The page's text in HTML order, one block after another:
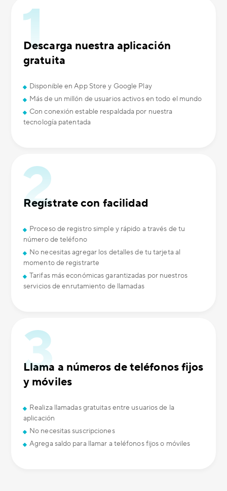
Descarga nuestra aplicación
gratuita
Disponible en App Store y Google Play
Más de un millón de usuarios activos en todo el mundo
Con conexión estable respaldada por nuestra
tecnología patentada
Regístrate con facilidad
Proceso de registro simple y rápido a través de tu
número de teléfono
No necesitas agregar los detalles de tu tarjeta al
momento de registrarte
Tarifas más económicas garantizadas por nuestros
servicios de enrutamiento de llamadas
Llama a números de teléfonos fijos
y móviles
Realiza llamadas gratuitas entre usuarios de la
aplicación
No necesitas suscripciones
Agrega saldo para llamar a teléfonos fijos o móviles